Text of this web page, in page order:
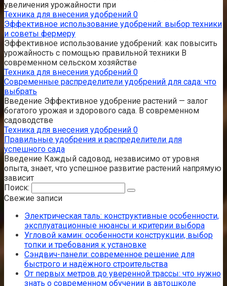
увеличения урожайности при
Техника для внесения удобрений 0
Эффективное использование удобрений: выбор техники
и советы фермеру
Эффективное использование удобрений: как повысить
урожайность с помощью правильной техники В
современном сельском хозяйстве
Техника для внесения удобрений 0
Современные распределители удобрений для сада: что
выбрать
Введение Эффективное удобрение растений — залог
богатого урожая и здорового сада. В современном
садоводстве
Техника для внесения удобрений 0
Правильные удобрения и распределители для
успешного сада
Введение Каждый садовод, независимо от уровня
опыта, знает, что успешное развитие растений напрямую
зависит
Поиск:
Свежие записи
Электрическая таль: конструктивные особенности,
эксплуатационные нюансы и критерии выбора
Угловой камин: особенности конструкции, выбор
топки и требования к установке
Сэндвич-панели: современное решение для
быстрого и надёжного строительства
От первых метров до уверенной трассы: что нужно
знать о современном обучении в автошколе